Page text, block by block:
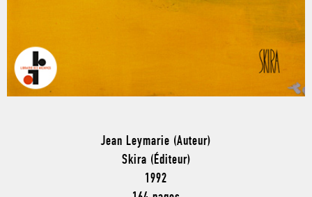
Jean Leymarie (Auteur)
Skira (Éditeur)
1992